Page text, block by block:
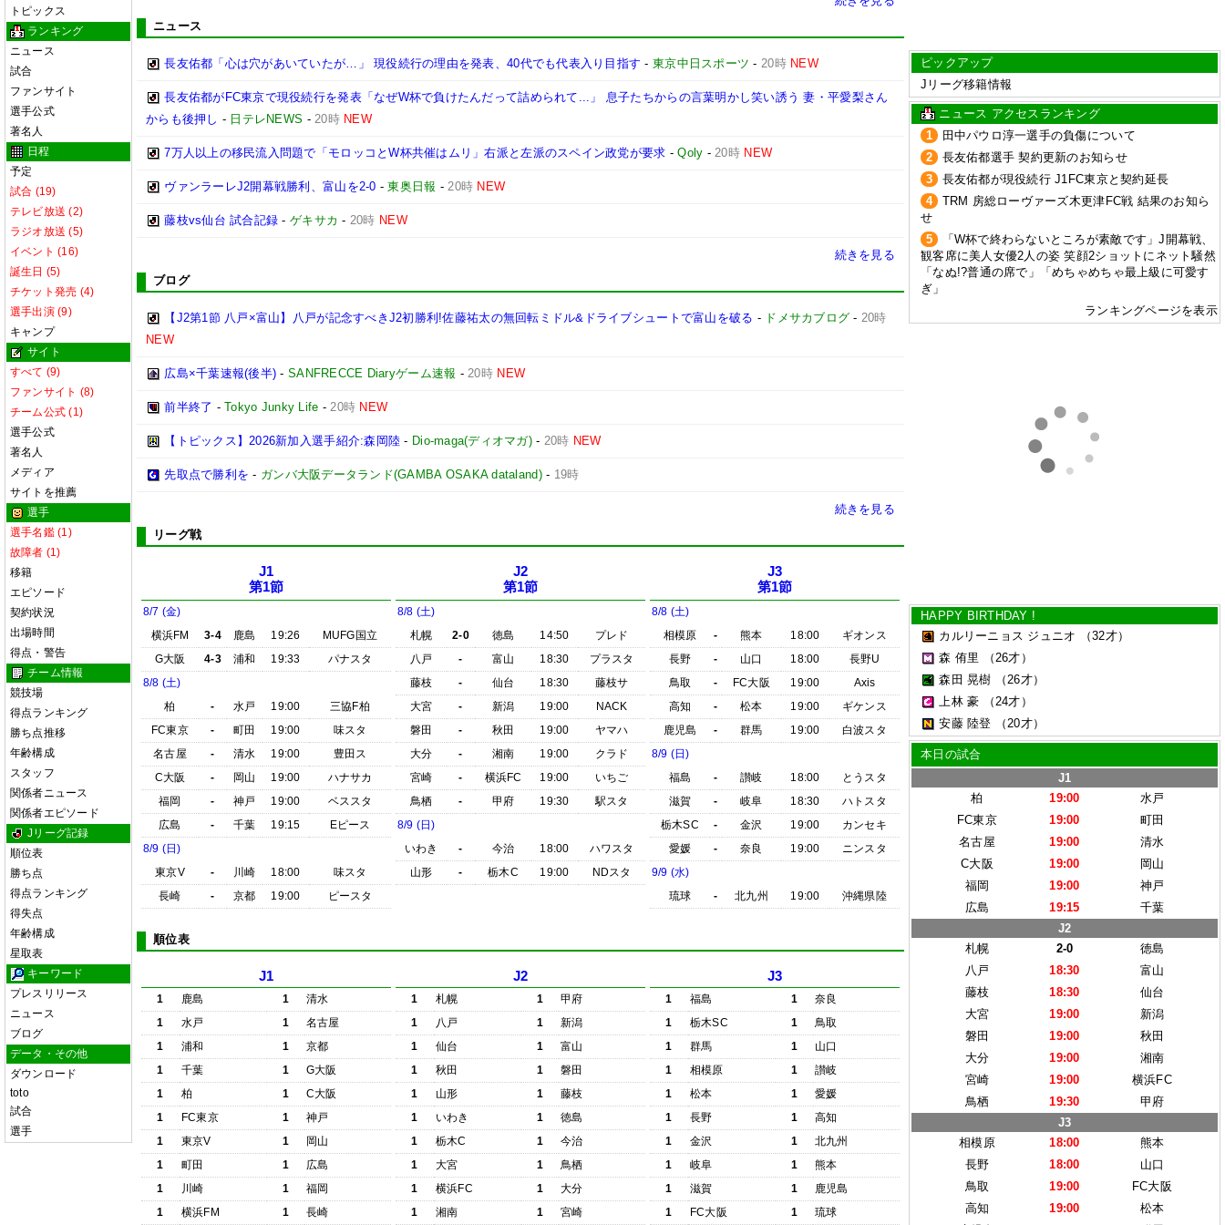
トピックス
ランキング
ニュース
試合
ファンサイト
選手公式
著名人
日程
予定
試合 (19)
テレビ放送 (2)
ラジオ放送 (5)
イベント (16)
誕生日 (5)
チケット発売 (4)
選手出演 (9)
キャンプ
サイト
すべて (9)
ファンサイト (8)
チーム公式 (1)
選手公式
著名人
メディア
サイトを推薦
選手
選手名鑑 (1)
故障者 (1)
移籍
エピソード
契約状況
出場時間
得点・警告
チーム情報
競技場
得点ランキング
勝ち点推移
年齢構成
スタッフ
関係者ニュース
関係者エピソード
Jリーグ記録
順位表
勝ち点
得点ランキング
得失点
年齢構成
星取表
キーワード
プレスリリース
ニュース
ブログ
データ・その他
ダウンロード
toto
試合
選手
ニュース
長友佑都「心は穴があいていたが…」 現役続行の理由を発表、40代でも代表入り目指す -東京中日スポーツ - 20時 NEW
長友佑都がFC東京で現役続行を発表「なぜW杯で負けたんだって詰められて...」 息子たちからの言葉明かし笑い誘う 妻・平愛梨さん
からも後押し - 日テレNEWS -20時 NEW
7万人以上の移民流入問題で「モロッコとW杯共催はムリ」右派と左派のスペイン政党が要求 -Qoly -20時 NEW
ヴァンラーレJ2開幕戦勝利、富山を2-0 -東奥日報 -20時 NEW
藤枝vs仙台 試合記録 -ゲキサカ - 20時 NEW
続きを見る
ブログ
【J2第1節 八戸×富山】八戸が記念すべきJ2初勝利!佐藤祐太の無回転ミドル&ドライブシュートで富山を破る - ドメサカブログ - 20時
NEW
広島×千葉速報(後半) -SANFRECCE Diaryゲーム速報 -20時 NEW
前半終了 -Tokyo Junky Life -20時 NEW
【トピックス】2026新加入選手紹介:森岡陸 - Dio-maga(ディオマガ)- 20時 NEW
先取点で勝利を - ガンバ大阪データランド(GAMBA OSAKA dataland)- 19時
続きを見る
リーグ戦
J1
第1節
8/7 (金)
横浜FM
3-4 鹿島 19:26
MUFG国立
G大阪
4-3 浦和 19:33
パナスタ
8/8 (土)
柏
- 水戸 19:00
三協F柏
FC東京
- 町田 19:00
味スタ
名古屋
- 清水 19:00
豊田ス
C大阪
- 岡山 19:00
ハナサカ
福岡
- 神戸 19:00
ベススタ
広島
- 千葉 19:15
Eピース
8/9 (日)
東京V
- 川崎 18:00
味スタ
長崎
- 京都 19:00 ピースタ
J2
第1節
8/8 (土)
札幌
2-0 徳島 14:50
プレド
八戸
- 富山 18:30
プラスタ
藤枝
- 仙台 18:30
藤枝サ
大宮
- 新潟 19:00
NACK
磐田
- 秋田 19:00
ヤマハ
大分
- 湘南 19:00
クラド
宮崎
- 横浜FC 19:00
いちご
鳥栖
- 甲府 19:30
駅スタ
8/9 (日)
いわき
- 今治 18:00
ハワスタ
山形
- 栃木C 19:00 NDスタ
J3
第1節
8/8 (土)
相模原
- 熊本 18:00
ギオンス
長野
- 山口 18:00
長野U
鳥取
- FC大阪 19:00
Axis
高知
- 松本 19:00
ギケンス
鹿児島
- 群馬 19:00
白波スタ
8/9 (日)
福島
- 讃岐 18:00
とうスタ
滋賀
- 岐阜 18:30
ハトスタ
栃木SC
- 金沢 19:00
カンセキ
愛媛
- 奈良 19:00
ニンスタ
9/9 (水)
琉球
- 北九州 19:00 沖縄県陸
順位表
J1
1 鹿島 1
清水
1
水戸 1
名古屋
1
浦和 1
京都
1
千葉 1
G大阪
1
柏 1
C大阪
1
FC東京 1
神戸
1
東京V 1
岡山
1
町田 1
広島
1
川崎 1
福岡
1
横浜FM 1 長崎
J2
1 札幌 1
甲府
1
八戸 1
新潟
1
仙台 1
富山
1
秋田 1
磐田
1
山形 1
藤枝
1
いわき 1
徳島
1
栃木C 1
今治
1
大宮 1
鳥栖
1
横浜FC 1
大分
1
湘南 1 宮崎
J3
1 福島 1
奈良
1
栃木SC 1
鳥取
1
群馬 1
山口
1
相模原 1
讃岐
1
松本 1
愛媛
1
長野 1
高知
1
金沢 1
北九州
1
岐阜 1
熊本
1
滋賀 1
鹿児島
1
FC大阪 1 琉球
ピックアップ
Jリーグ移籍情報
ニュース アクセスランキング
1
田中パウロ淳一選手の負傷について
2
長友佑都選手 契約更新のお知らせ
3
長友佑都が現役続行 J1FC東京と契約延長
4
TRM 房総ローヴァーズ木更津FC戦 結果のお知ら
せ
5
「W杯で終わらないところが素敵です」J開幕戦、
観客席に美人女優2人の姿 笑顔2ショットにネット騒然
「なぬ!?普通の席で」「めちゃめちゃ最上級に可愛す
ぎ」
ランキングページを表示
HAPPY BIRTHDAY !
カルリーニョス ジュニオ
（32才）
森 侑里
（26才）
森田 晃樹
（26才）
上林 豪
（24才）
安藤 陸登
（20才）
本日の試合
J1
柏
19:00
水戸
FC東京
19:00
町田
名古屋
19:00
清水
C大阪
19:00
岡山
福岡
19:00
神戸
広島
19:15
千葉
J2
札幌
2-0
徳島
八戸
18:30
富山
藤枝
18:30
仙台
大宮
19:00
新潟
磐田
19:00
秋田
大分
19:00
湘南
宮崎
19:00
横浜FC
鳥栖
19:30
甲府
J3
相模原
18:00
熊本
長野
18:00
山口
鳥取
19:00
FC大阪
高知
19:00
松本